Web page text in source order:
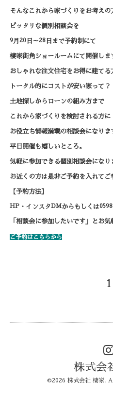
そんなこれから家づくりをお考えの
ピッタリな個別相談会を
9月20 日～28 日まで予約制にて
棲家街角ショールームにて開催しま
おしゃれな注文住宅をお得に建てる
トータル的にコストが安い家って？
土地探しからローンの組み方まで
これから家づくりを検討される方に
お役立ち情報満載の相談会になりま
平日開催も嬉しいところ。
気軽に参加できる個別相談会になり
お近くの方は是非ご予約を入れて
【予約方法】
HP ・インスタDMからもしくは
「相談会に参加したいです」とお気
ご予約はこちらから
1
株式会
©2026 株式会社 棲家.